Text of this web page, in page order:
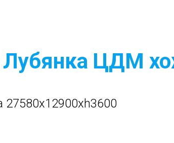
Лубянка ЦДМ
27580x12900xh3600